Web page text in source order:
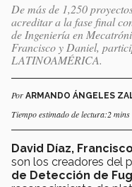
De más de 1,250
acreditar a la fase final
de Ingeniería en
Francisco y Daniel,
LATINOAMÉRICA.
Por ARMANDO ÁNGELES
Tiempo estimado de lectura:2 mins
David Díaz,
son los creadores del
de Detección de